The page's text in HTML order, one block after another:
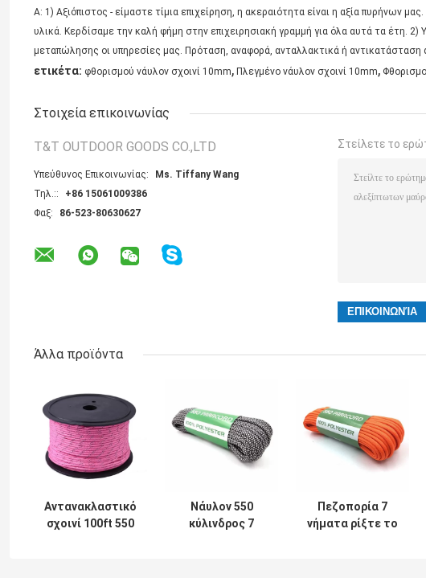
Α: 1) Αξιόπιστος - είμαστε τίμια επιχείρηση, η ακεραιότητα είναι η αξία πυρήνων
υλικά. Κερδίσαμε την καλή φήμη στην επιχειρησιακή γραμμή για όλα αυτά τα έτη.
μεταπώλησης οι υπηρεσίες μας. Πρόταση, αναφορά, ανταλλακτικά ή αντικατάσταση
ετικέτα: φθορισμού νάυλον σχοινί 10mm, Πλεγμένο νάυλον σχοινί 10mm,
Στοιχεία επικοινωνίας
T&T OUTDOOR GOODS CO.,LTD
Υπεύθυνος Επικοινωνίας:
Ms. Tiffany Wang
Τηλ.::
+86 15061009386
Φαξ:
86-523-80630627
Στείλετε το
Άλλα προϊόντα
Αντανακλαστικό
σχοινί 100ft 550
Νάυλον 550
κύλινδρος 7
Πεζοπορία 7
νήματα ρίξτε το